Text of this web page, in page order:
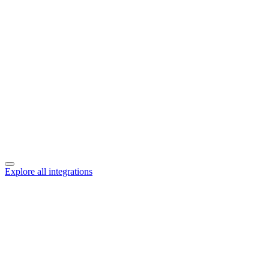
Explore all integrations